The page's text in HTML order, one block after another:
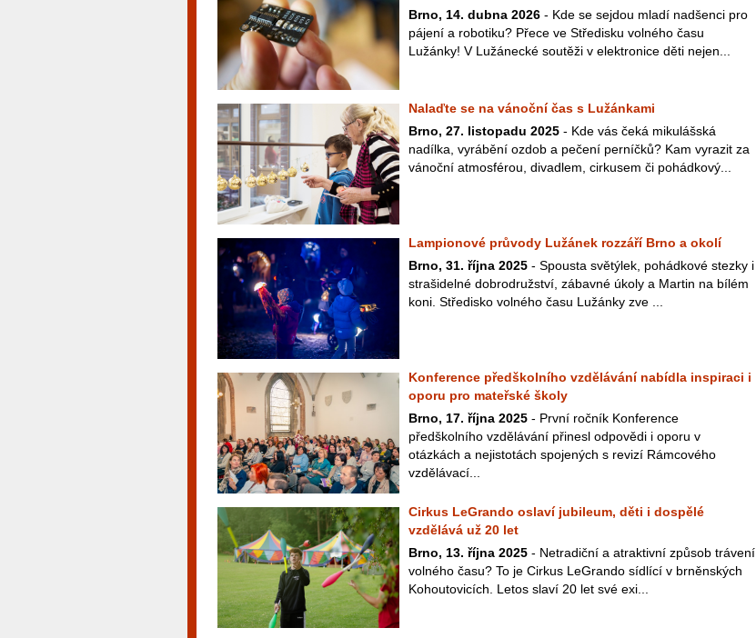
Brno, 14. dubna 2026 - Kde se sejdou mladí nadšenci pro
pájení a robotiku? Přece ve Středisku volného času
Lužánky! V Lužánecké soutěži v elektronice děti nejen...
Nalaďte se na vánoční čas s Lužánkami
Brno, 27. listopadu 2025 - Kde vás čeká mikulášská
nadílka, vyrábění ozdob a pečení perníčků? Kam vyrazit za
vánoční atmosférou, divadlem, cirkusem či pohádkový...
Lampionové průvody Lužánek rozzáří Brno a okolí
Brno, 31. října 2025 - Spousta světýlek, pohádkové stezky i
strašidelné dobrodružství, zábavné úkoly a Martin na bílém
koni. Středisko volného času Lužánky zve ...
Konference předškolního vzdělávání nabídla inspiraci i
oporu pro mateřské školy
Brno, 17. října 2025 - První ročník Konference
předškolního vzdělávání přinesl odpovědi i oporu v
otázkách a nejistotách spojených s revizí Rámcového
vzdělávací...
Cirkus LeGrando oslaví jubileum, děti i dospělé
vzdělává už 20 let
Brno, 13. října 2025 - Netradiční a atraktivní způsob trávení
volného času? To je Cirkus LeGrando sídlící v brněnských
Kohoutovicích. Letos slaví 20 let své exi...